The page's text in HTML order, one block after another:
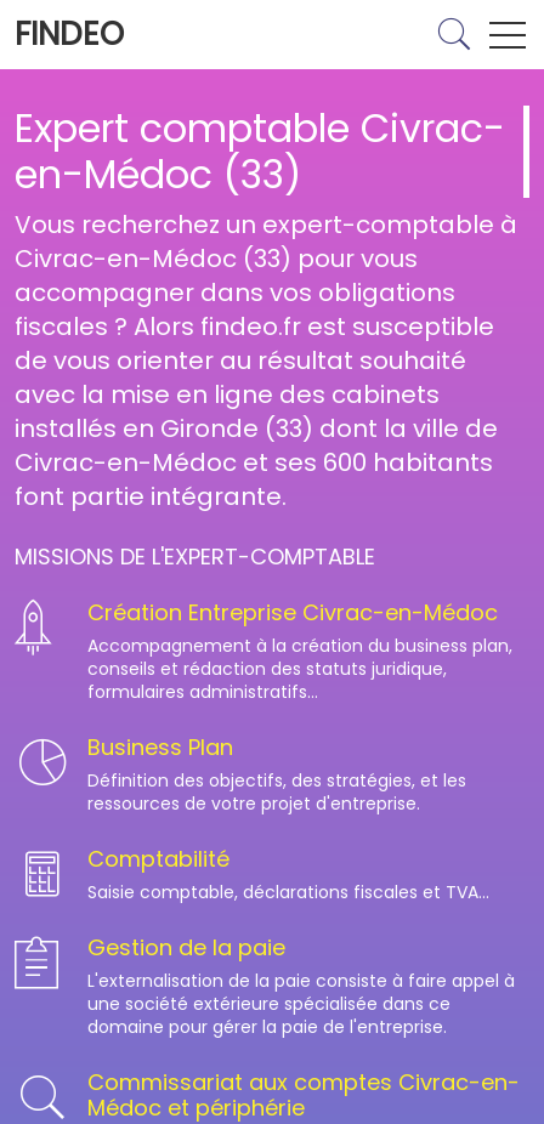
FINDEO
Expert comptable Civrac-
en-Médoc (33)
Vous recherchez un expert-comptable à
Civrac-en-Médoc (33) pour vous
accompagner dans vos obligations
fiscales ? Alors findeo.fr est susceptible
de vous orienter au résultat souhaité
avec la mise en ligne des cabinets
installés en Gironde (33) dont la ville de
Civrac-en-Médoc et ses 600 habitants
font partie intégrante.
MISSIONS DE L'EXPERT-COMPTABLE
Création Entreprise Civrac-en-Médoc
Accompagnement à la création du business plan,
conseils et rédaction des statuts juridique,
formulaires administratifs...
Business Plan
Définition des objectifs, des stratégies, et les
ressources de votre projet d'entreprise.
Comptabilité
Saisie comptable, déclarations fiscales et TVA...
Gestion de la paie
L'externalisation de la paie consiste à faire appel à
une société extérieure spécialisée dans ce
domaine pour gérer la paie de l'entreprise.
Commissariat aux comptes Civrac-en-
Médoc et périphérie